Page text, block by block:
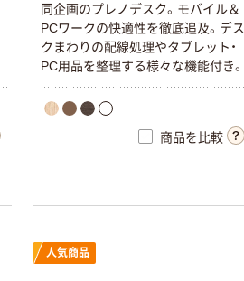
同企画のプレノデスク。モバイル＆
PCワークの快適性を徹底追及。デス
クまわりの配線処理やタブレット・
PC用品を整理する様々な機能付き。
商品を比較
人気商品